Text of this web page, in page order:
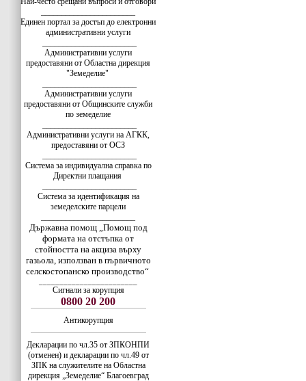
Единен портал за достъп до електронни
административни услуги
Административни услуги
предоставяни от Областна дирекция
"Земеделие"
Административни услуги
предоставяни от Общинските служби
по земеделие
Административни услуги на АГКК,
предоставяни от ОСЗ
Система за индивидуална справка по
Директни плащания
Система за идентификация на
земеделските парцели
Държавна помощ „Помощ под
формата на отстъпка от
стойността на акциза върху
газьола, използван в първичното
селскостопанско производство“
Сигнали за корупция
0800 20 200
Антикорупция
Декларации по чл.35 от ЗПКОНПИ
(отменен) и декларации по чл.49 от
ЗПК на служителите на Областна
дирекция „Земеделие“ Благоевград